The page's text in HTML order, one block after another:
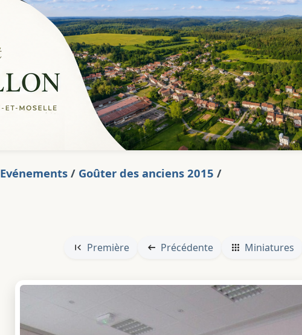
Evénements / Goûter des anciens 2015 /
Première Précédente Miniatures